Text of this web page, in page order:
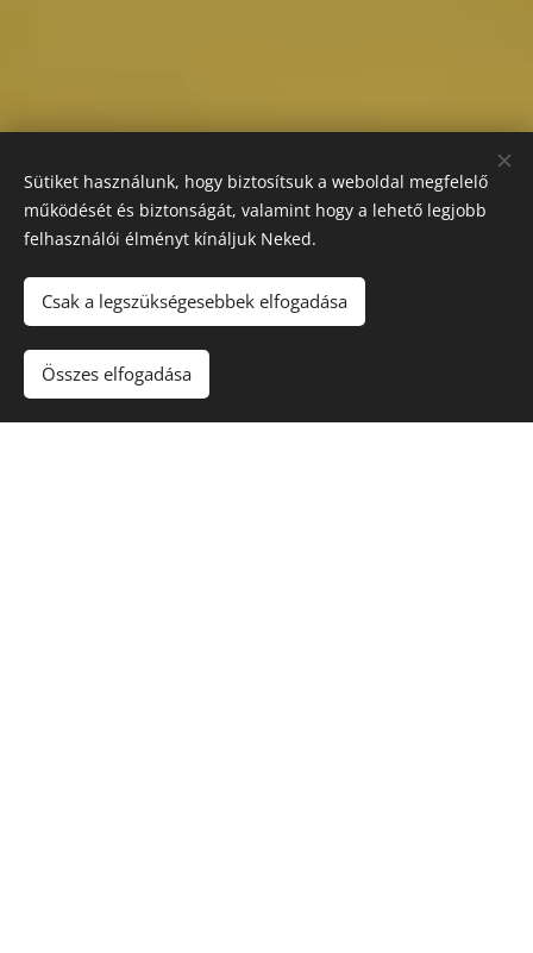
Sütiket használunk, hogy biztosítsuk a weboldal megfelelő
működését és biztonságát, valamint hogy a lehető legjobb
felhasználói élményt kínáljuk Neked.
Csak a legszükségesebbek elfogadása
Összes elfogadása